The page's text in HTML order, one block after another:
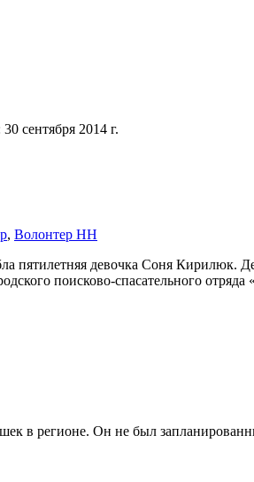
сентября 2014 г.
, Волонтер НН
пятилетняя девочка Соня Кирилюк.
поисково-спасательного
в регионе. Он не был